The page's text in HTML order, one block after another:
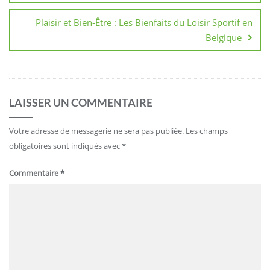
Plaisir et Bien-Être : Les Bienfaits du Loisir Sportif en
Belgique
LAISSER UN COMMENTAIRE
Votre adresse de messagerie ne sera pas publiée. Les champs
obligatoires sont indiqués avec*
Commentaire*